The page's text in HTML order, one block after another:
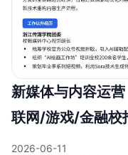
新媒体与内容运
联网/游戏/金融校
2026-06-11